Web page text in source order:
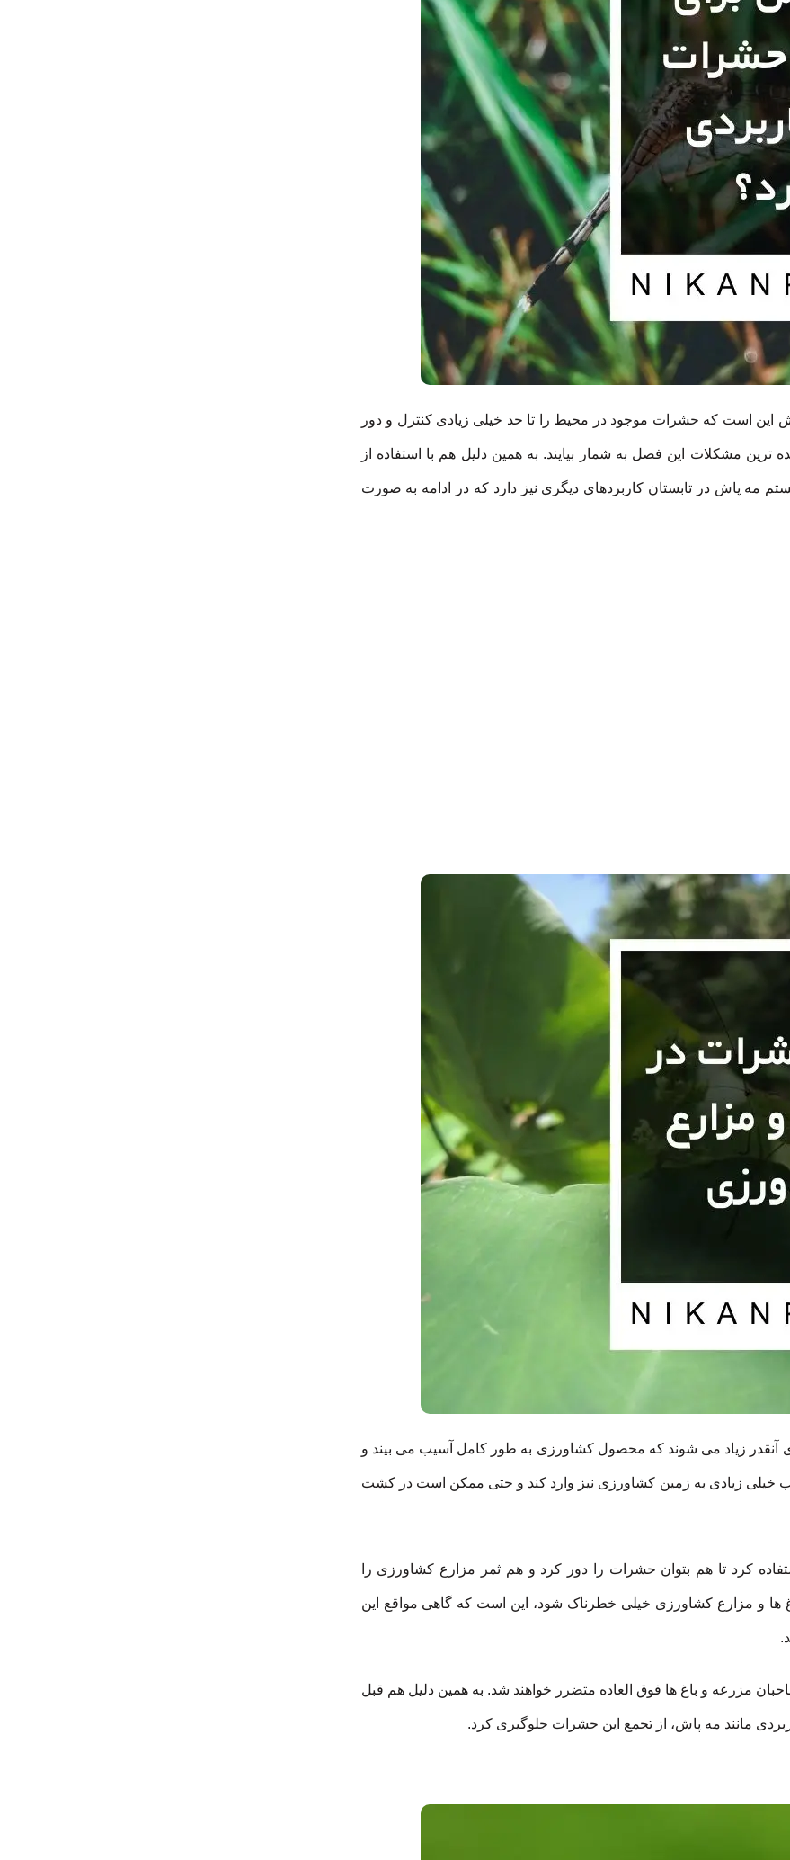
این است که حشرات موجود در محیط را تا حد خیلی زیادی کنترل و دور
مشکلات این فصل به شمار بیایند. به همین دلیل هم با استفاده از
مه پاش در تابستان کاربردهای دیگری نیز دارد که در ادامه به صورت
زیاد می شوند که محصول کشاورزی به طور کامل آسیب می بیند و
خیلی زیادی به زمین کشاورزی نیز وارد کند و حتی ممکن است در کشت
کرد تا هم بتوان حشرات را دور کرد و هم ثمر مزارع کشاورزی را
ها و مزارع کشاورزی خیلی خطرناک شود، این است که گاهی مواقع این
مزرعه و باغ ها فوق العاده متضرر خواهند شد. به همین دلیل هم قبل
مانند مه پاش، از تجمع این حشرات جلوگیری کرد.